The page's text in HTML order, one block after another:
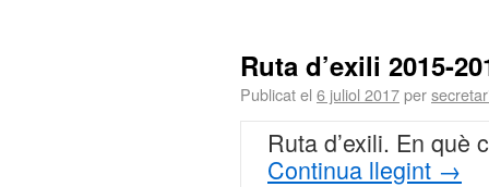
Ruta d’exili 2015-
Publicat el 6 juliol 2017per
Ruta d’exili. En què
Continua llegint →